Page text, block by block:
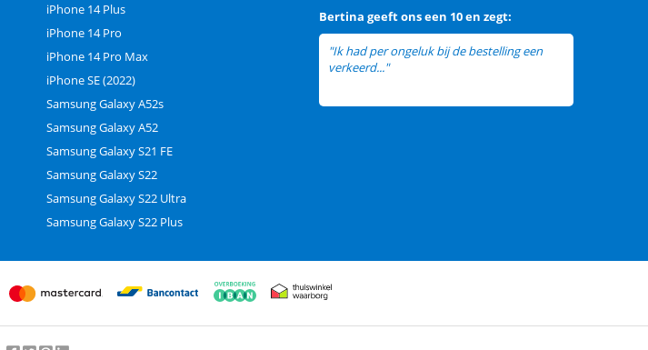
iPhone 14 Plus
iPhone 14 Pro
iPhone 14 Pro Max
iPhone SE (2022)
Samsung Galaxy A52s
Samsung Galaxy A52
Samsung Galaxy S21 FE
Samsung Galaxy S22
Samsung Galaxy S22 Ultra
Samsung Galaxy S22 Plus
Bertina geeft ons een 10 en zegt:
"Ik had per ongeluk bij de bestelling een
verkeerd..."